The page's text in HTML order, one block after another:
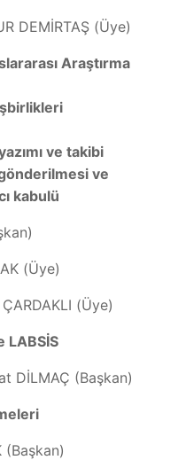
DEMİRTAŞ (Üye)
Araştırma
ve takibi
gönderilmesi ve
kabulü
(Üye)
(Üye)
LABSİS
DİLMAÇ (Başkan)
(Başkan)